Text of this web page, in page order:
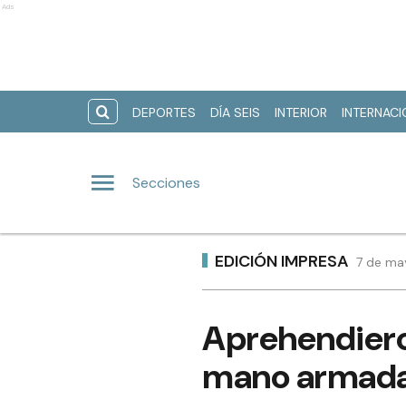
Ads
DEPORTES DÍA SEIS INTERIOR
Secciones
EDICIÓN IMPRESA 7 de
mano